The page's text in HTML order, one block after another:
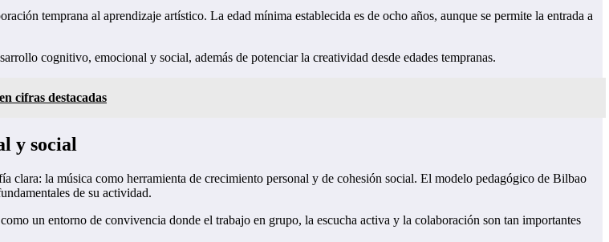
temprana al aprendizaje artístico. La edad mínima establecida es de ocho años, aunque se permite la entrada a
cognitivo, emocional y social, además de potenciar la creatividad desde edades tempranas.
cifras destacadas
y social
clara: la música como herramienta de crecimiento personal y de cohesión social. El modelo pedagógico de Bilbao
de su actividad.
un entorno de convivencia donde el trabajo en grupo, la escucha activa y la colaboración son tan importantes